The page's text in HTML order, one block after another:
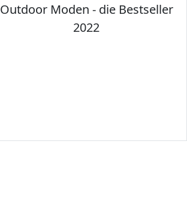
Outdoor Moden - die Bestseller
2022